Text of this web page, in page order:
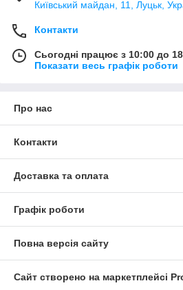
Київський майдан, 11, Луцьк,
Контакти
Сьогодні працює з 10:00 до
Показати весь графік роботи
Про нас
Контакти
Доставка та оплата
Графік роботи
Повна версія сайту
Сайт створено на маркетплейсі